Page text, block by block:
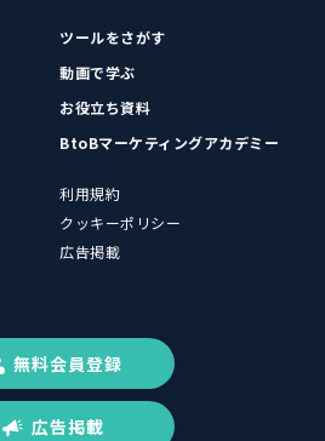
ツールをさがす
動画で学ぶ
お役立ち資料
BtoBマーケティングアカデミー
利用規約
クッキーポリシー
広告掲載
無料会員登録
広告掲載